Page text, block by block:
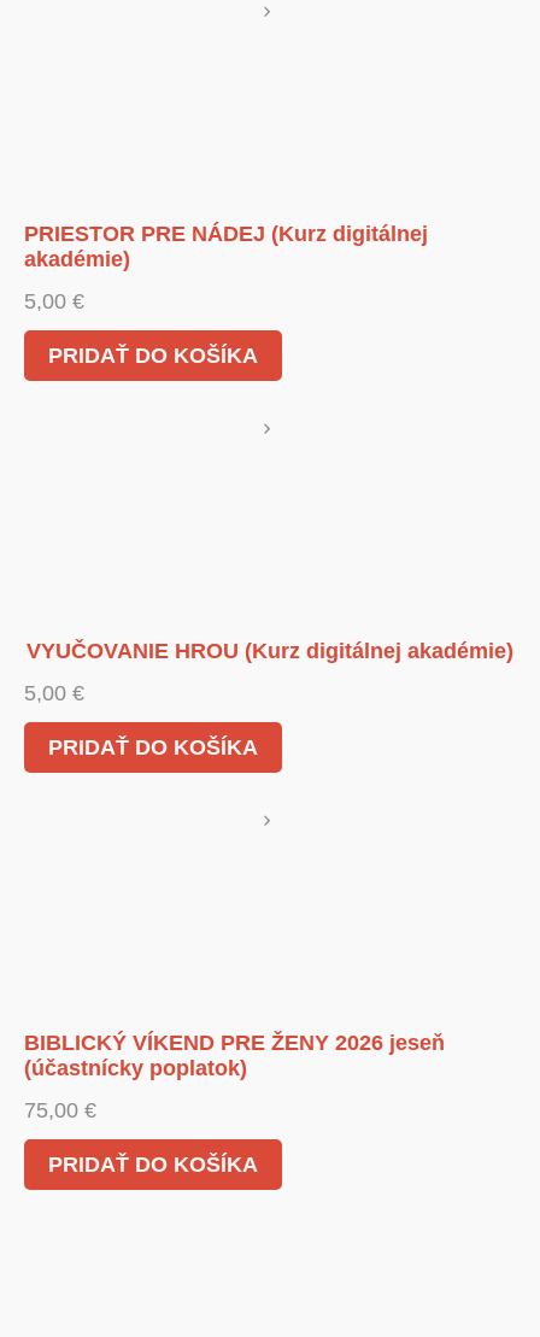
PRIESTOR PRE NÁDEJ (Kurz digitálnej
akadémie)
5,00 €
PRIDAŤ DO KOŠÍKA
VYUČOVANIE HROU (Kurz digitálnej akadémie)
5,00 €
PRIDAŤ DO KOŠÍKA
BIBLICKÝ VÍKEND PRE ŽENY 2026 jeseň
(účastnícky poplatok)
75,00 €
PRIDAŤ DO KOŠÍKA